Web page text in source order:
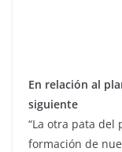
En relación al
siguiente
“La otra pata del
formación de